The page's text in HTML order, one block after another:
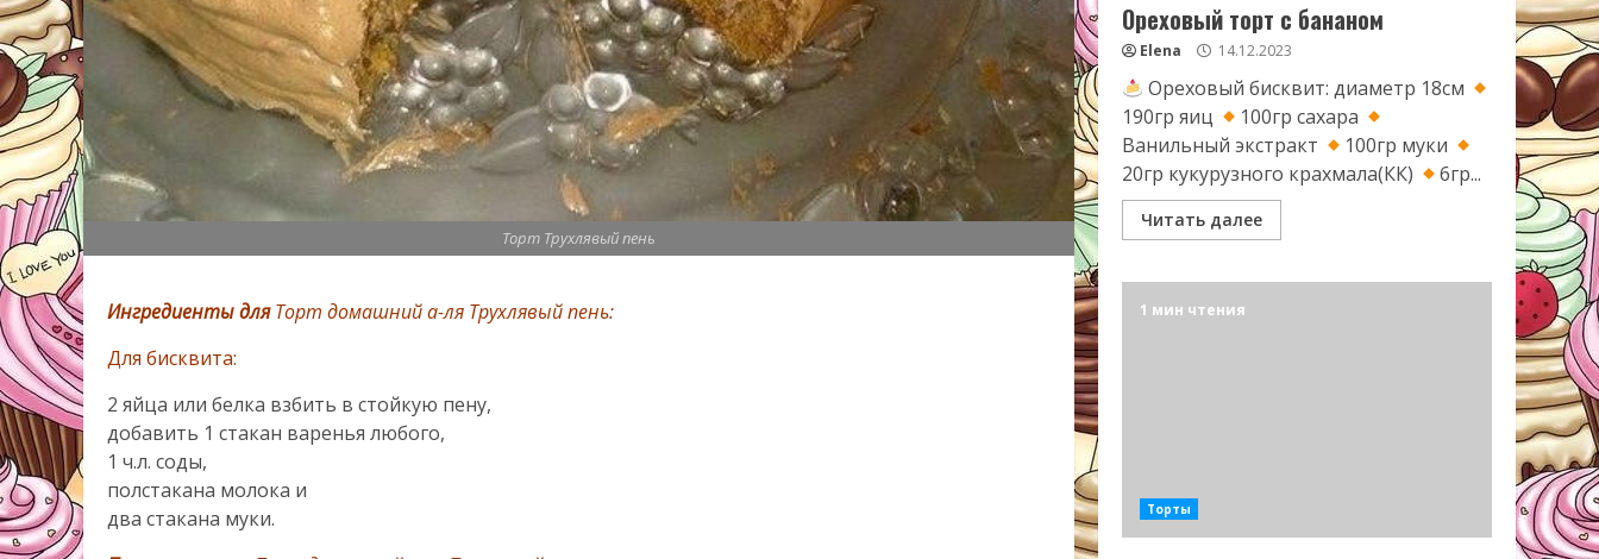
Торт Трухлявый пень
Ингредиенты дляТорт домашний а-ля Трухлявый пень:
Для бисквита:
2 яйца или белка взбить в стойкую пену,
добавить 1 стакан варенья любого,
1 ч.л. соды,
полстакана молока и
два стакана муки.
Ореховый торт с бананом
Elena 14.12.2023
Ореховый бисквит: диаметр 18см
190гр яиц
100гр сахара
Ванильный экстракт
100гр муки
20гр кукурузного крахмала(КК)
6гр...
Читать далее
1 мин чтения
Торты